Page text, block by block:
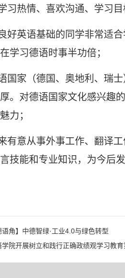
习热情、喜欢沟通、学习
好英语基础的同学非常适
学习德语时事半功倍；
国家（德国、奥地利、瑞
。对德语国家文化感兴趣
力；
有意从事外事工作、翻译
技能和专业知识，为今后
语角】中德智绿·工业4.0与绿色转型
院开展树立和践行正确政绩观学习教